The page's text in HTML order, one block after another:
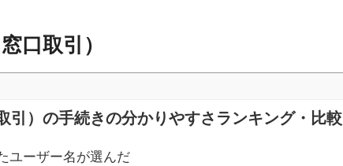
口取引）
引）の手続きの分かりやすさランキング・比較
ユーザー名が選んだ